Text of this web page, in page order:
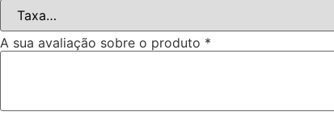
A sua avaliação sobre o produto *